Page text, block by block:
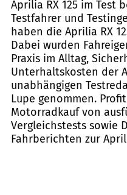
Aprilia RX 125 im Test
Testfahrer und
haben die Aprilia RX
Dabei wurden
Praxis im Alltag,
Unterhaltskosten der
unabhängigen
Lupe genommen.
Motorradkauf von
Vergleichstests sowie
Fahrberichten zur